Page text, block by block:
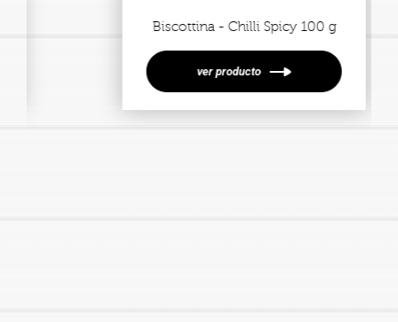
Biscottina - Chilli Spicy 100 g
ver producto